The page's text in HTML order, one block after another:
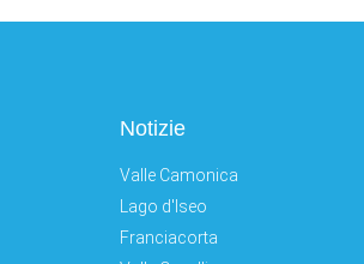
Notizie
Valle Camonica
Lago d'Iseo
Franciacorta